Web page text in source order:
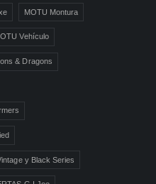
MOTU Montura
Vehículo
& Dragons
y Black Series